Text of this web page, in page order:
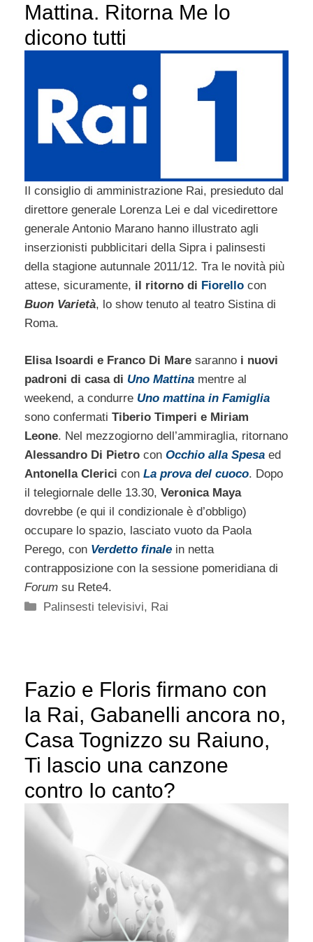
Mattina. Ritorna Me lo
dicono tutti
Il consiglio di amministrazione Rai, presieduto dal
direttore generale Lorenza Lei e dal vicedirettore
generale Antonio Marano hanno illustrato agli
inserzionisti pubblicitari della Sipra i palinsesti
della stagione autunnale 2011/12. Tra le novità più
attese, sicuramente, il ritorno di Fiorello con
Buon Varietà, lo show tenuto al teatro Sistina di
Roma.
Elisa Isoardi e Franco Di Mare saranno i nuovi
padroni di casa di Uno Mattina mentre al
weekend, a condurre Uno mattina in Famiglia
sono confermati Tiberio Timperi e Miriam
Leone. Nel mezzogiorno dell’ammiraglia, ritornano
Alessandro Di Pietro con Occhio alla Spesa ed
Antonella Clerici con La prova del cuoco. Dopo
il telegiornale delle 13.30, Veronica Maya
dovrebbe (e qui il condizionale è d’obbligo)
occupare lo spazio, lasciato vuoto da Paola
Perego, con Verdetto finale in netta
contrapposizione con la sessione pomeridiana di
Forum su Rete4.
Categorie
Palinsesti televisivi, Rai
Fazio e Floris firmano con
la Rai, Gabanelli ancora no,
Casa Tognizzo su Raiuno,
Ti lascio una canzone
contro Io canto?